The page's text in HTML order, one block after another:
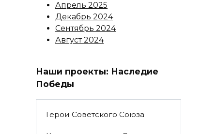
Апрель 2025
Декабрь 2024
Сентябрь 2024
Август 2024
Наши проекты: Наследие
Победы
Герои Советского Союза